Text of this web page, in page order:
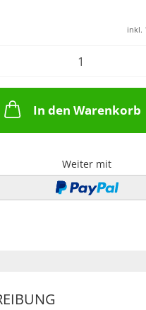
inkl.
In den Warenkorb
Weiter mit